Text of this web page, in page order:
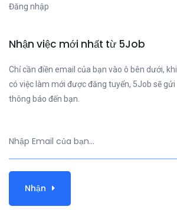
Đăng nhập
Nhận việc mới nhất từ 5Job
Chỉ cần điền email của bạn vào ô bên dưới, khi
có việc làm mới được đăng tuyển, 5Job sẽ gửi
thông báo đến bạn.
Nhận